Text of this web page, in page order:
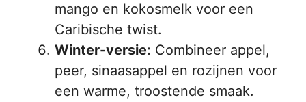
mango en kokosmelk voor een
Caribische twist.
Winter-versie: Combineer appel,
peer, sinaasappel en rozijnen voor
een warme, troostende smaak.